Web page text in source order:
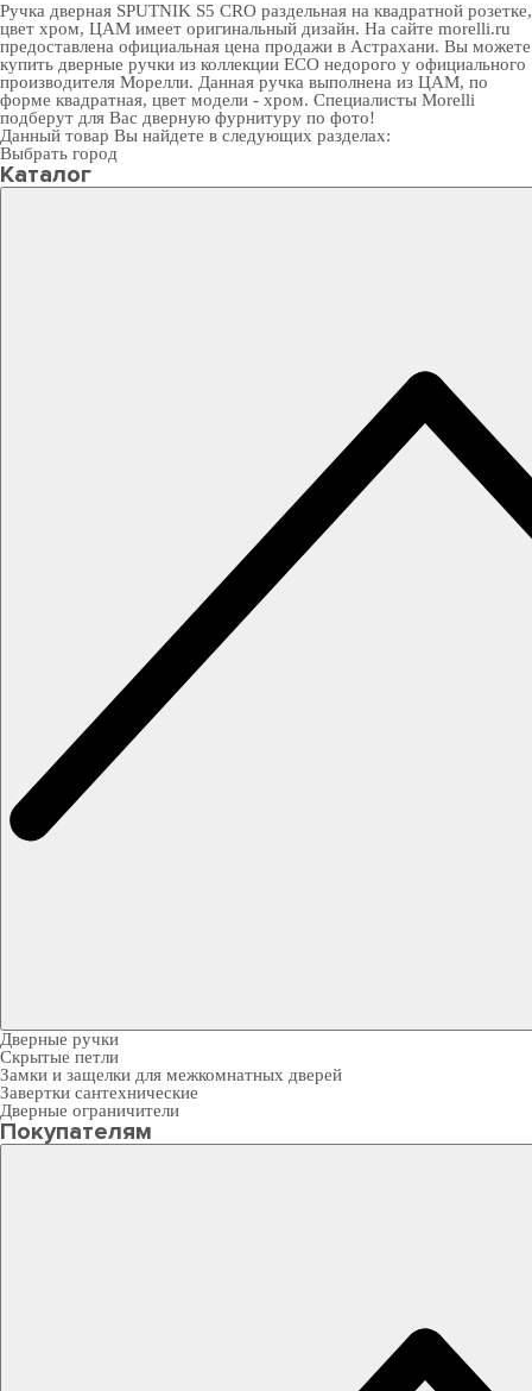
Ручка дверная SPUTNIK S5 CRO раздельная на квадратной розетке,
цвет хром, ЦАМ имеет оригинальный дизайн. На сайте morelli.ru
предоставлена официальная цена продажи в Астрахани. Вы можете
купить дверные ручки из коллекции ECO недорого у официального
производителя Морелли. Данная ручка выполнена из ЦАМ, по
форме квадратная, цвет модели - хром. Специалисты Morelli
подберут для Вас дверную фурнитуру по фото!
Данный товар Вы найдете в следующих разделах:
Выбрать город
Каталог
Дверные ручки
Скрытые петли
Замки и защелки для межкомнатных дверей
Завертки сантехнические
Дверные ограничители
Покупателям